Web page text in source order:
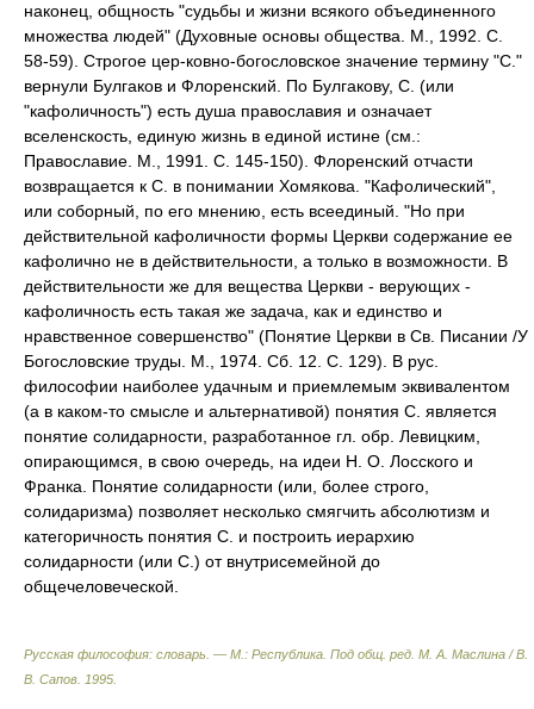
наконец, общность "судьбы и жизни всякого объединенного
множества людей" (Духовные основы общества. М., 1992. С.
58-59). Строгое цер-ковно-богословское значение термину "С."
вернули Булгаков и Флоренский. По Булгакову, С. (или
"кафоличность") есть душа православия и означает
вселенскость, единую жизнь в единой истине (см.:
Православие. М., 1991. С. 145-150). Флоренский отчасти
возвращается к С. в понимании Хомякова. "Кафолический",
или соборный, по его мнению, есть всеединый. "Но при
действительной кафоличности формы Церкви содержание ее
кафолично не в действительности, а только в возможности. В
действительности же для вещества Церкви - верующих -
кафоличность есть такая же задача, как и единство и
нравственное совершенство" (Понятие Церкви в Св. Писании /У
Богословские труды. М., 1974. Сб. 12. С. 129). В рус.
философии наиболее удачным и приемлемым эквивалентом
(а в каком-то смысле и альтернативой) понятия С. является
понятие солидарности, разработанное гл. обр. Левицким,
опирающимся, в свою очередь, на идеи Н. О. Лосского и
Франка. Понятие солидарности (или, более строго,
солидаризма) позволяет несколько смягчить абсолютизм и
категоричность понятия С. и построить иерархию
солидарности (или С.) от внутрисемейной до
общечеловеческой.
Русская философия: словарь. — М.: Республика Под общ. ред. М. А. Маслина / В.
В. Сапов 1995